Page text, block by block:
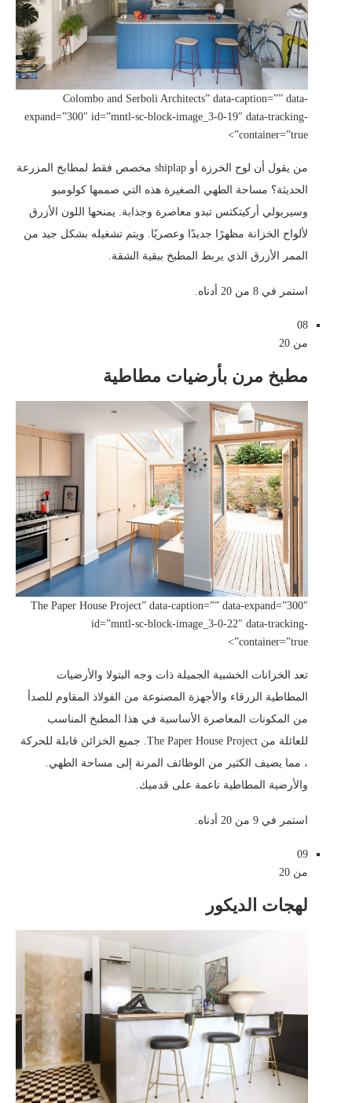
Colombo and Serboli Architects” data-caption=”” data-
expand=”300″ id=”mntl-sc-block-image_3-0-19″ data-tracking-
container=”true”>
من يقول أن لوح الخرزة أو shiplap مخصص فقط لمطابخ المزرعة
الحديثة؟ مساحة الطهي الصغيرة هذه التي صممها كولومبو
وسيربولي أركيتكتس تبدو معاصرة وجذابة. يمنحها اللون الأزرق
لألواح الخزانة مظهرًا جديدًا وعصريًا. ويتم تشغيله بشكل جيد من
الممر الأزرق الذي يربط المطبخ ببقية الشقة.
استمر في 8 من 20 أدناه.
08
من 20
مطبخ مرن بأرضيات مطاطية
The Paper House Project” data-caption=”” data-expand=”300″
id=”mntl-sc-block-image_3-0-22″ data-tracking-
container=”true”>
تعد الخزانات الخشبية الجميلة ذات وجه البتولا والأرضيات
المطاطية الزرقاء والأجهزة المصنوعة من الفولاذ المقاوم للصدأ
من المكونات المعاصرة الأساسية في هذا المطبخ المناسب
للعائلة من The Paper House Project. جميع الخزائن قابلة للحركة
، مما يضيف الكثير من الوظائف المرنة إلى مساحة الطهي.
والأرضية المطاطية ناعمة على قدميك.
استمر في 9 من 20 أدناه.
09
من 20
لهجات الديكور